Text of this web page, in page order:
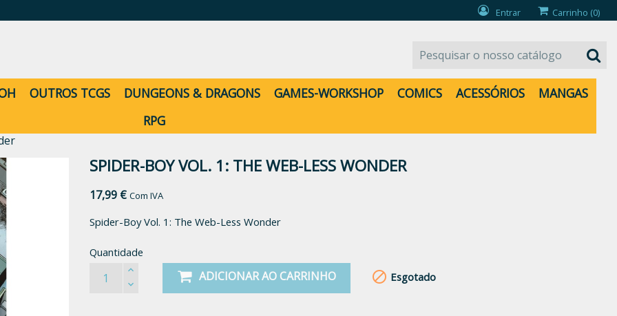
Entrar Carrinho (0)
OUTROS TCGS DUNGEONS & DRAGONS GAMES-WORKSHOP COMICS ACESSÓRIOS
MANGAS
RPG
SPIDER-BOY VOL. 1: THE WEB-LESS WONDER
17,99 € Com IVA
Spider-Boy Vol. 1: The Web-Less Wonder
Quantidade
ADICIONAR AO CARRINHO  Esgotado